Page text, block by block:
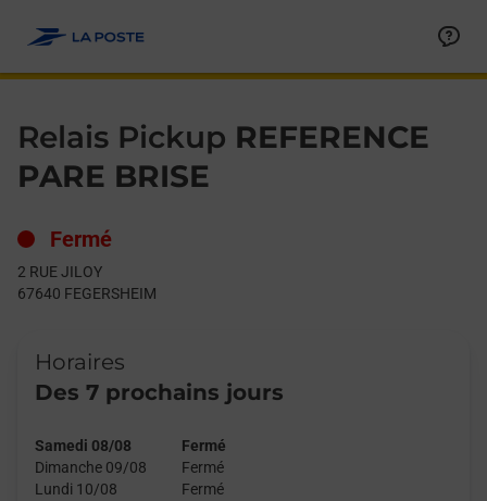
Relais Pickup REFERENCE
PARE BRISE
Fermé
2 RUE JILOY
67640 FEGERSHEIM
Horaires
Des 7 prochains jours
Samedi 08/08
Fermé
Dimanche 09/08
Fermé
Lundi 10/08
Fermé